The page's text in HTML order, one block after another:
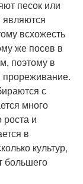
песок или
являются
всхожесть
же посев в
поэтому в
с
много
роста и
в
культур,
большего